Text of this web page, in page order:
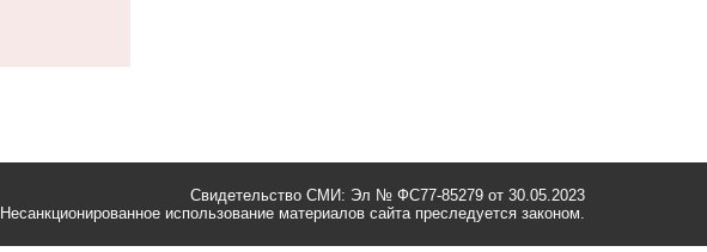
Свидетельство СМИ: Эл № ФС77-85279 от 30.05.2023
Несанкционированное использование материалов сайта преследуется законом.